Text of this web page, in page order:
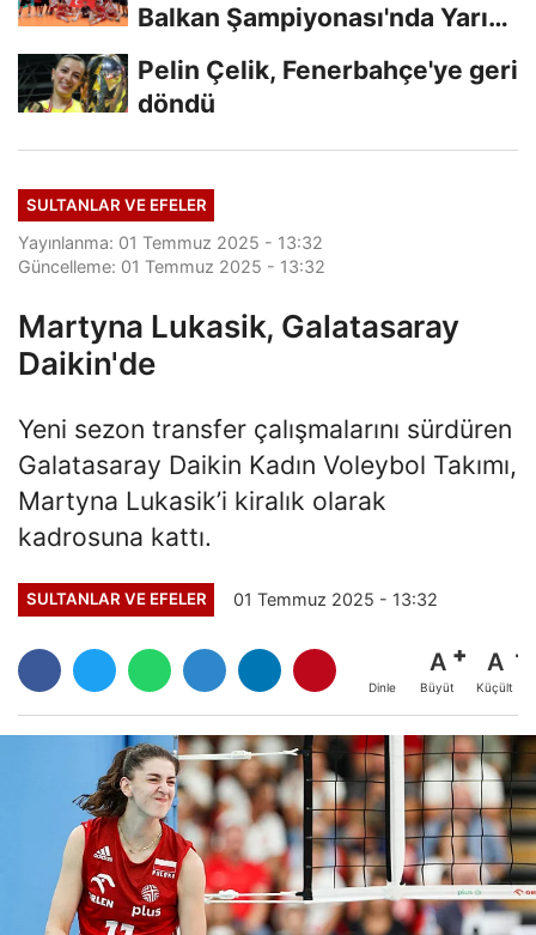
Balkan Şampiyonası'nda Yarı
Pelin Çelik, Fenerbahçe'ye geri
döndü
SULTANLAR VE EFELER
Yayınlanma: 01 Temmuz 2025 - 13:32
Güncelleme: 01 Temmuz 2025 - 13:32
Martyna Lukasik, Galatasaray
Daikin'de
Yeni sezon transfer çalışmalarını sürdüren
Galatasaray Daikin Kadın Voleybol Takımı,
Martyna Lukasik’i kiralık olarak
kadrosuna kattı.
SULTANLAR VE EFELER 01 Temmuz 2025 - 13:32
Dinle
A
Büyüt
A
Küçült